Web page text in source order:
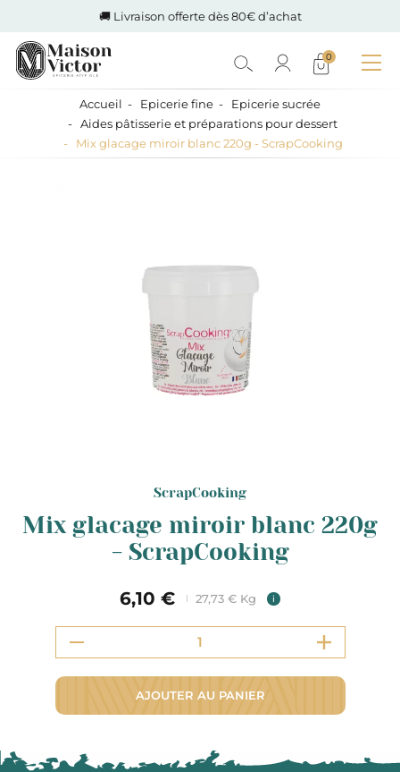
🚚 Livraison offerte dès 80€ d’achat
0
Accueil Epicerie fine
Epicerie sucrée
Aides pâtisserie et préparations pour dessert
Mix glacage miroir blanc 220g - ScrapCooking
ScrapCooking
Mix glacage miroir blanc 220g
- ScrapCooking
6,10 € 27,73 € Kg i
AJOUTER AU PANIER